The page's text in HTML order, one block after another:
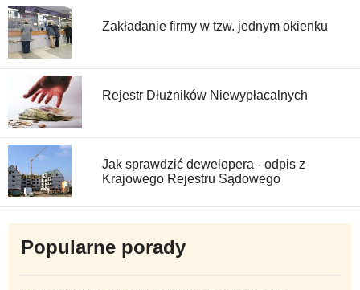
Zakładanie firmy w tzw. jednym okienku
Rejestr Dłużników Niewypłacalnych
Jak sprawdzić dewelopera - odpis z
Krajowego Rejestru Sądowego
Popularne porady